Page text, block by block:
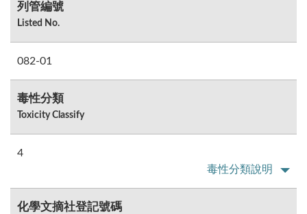
列管編號
Listed No.
082-01
毒性分類
Toxicity Classify
4
毒性分類說明
化學文摘社登記號碼